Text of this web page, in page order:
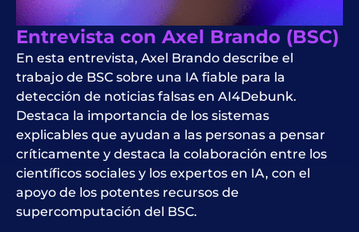
Entrevista con Axel Brando (BSC)
En esta entrevista, Axel Brando describe el
trabajo de BSC sobre una IA fiable para la
detección de noticias falsas en AI4Debunk.
Destaca la importancia de los sistemas
explicables que ayudan a las personas a pensar
críticamente y destaca la colaboración entre los
científicos sociales y los expertos en IA, con el
apoyo de los potentes recursos de
supercomputación del BSC.